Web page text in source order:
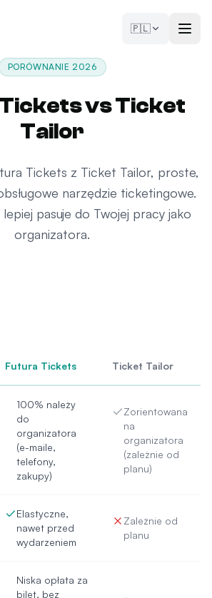
🇵🇱
PORÓWNANIE 2026
vs Ticket
Tailor
Tickets z Ticket Tailor, proste,
narzędzie ticketingowe.
pasuje do Twojej pracy jako
organizatora.
Futura Tickets Ticket Tailor
100% należy
do
organizatora
(e-maile,
telefony,
zakupy)
Zorientowana
na
organizatora
(zależnie od
planu)
Elastyczne,
nawet przed
wydarzeniem
Zależnie od
planu
Niska opłata za
bilet, bez